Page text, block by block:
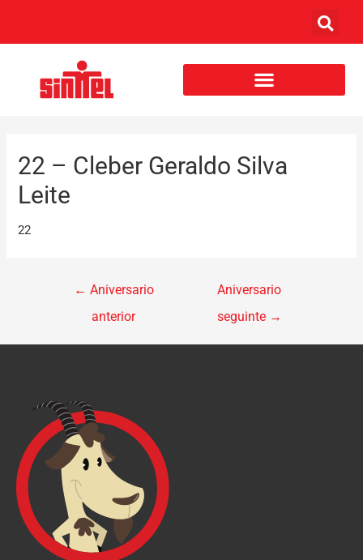
22 – Cleber Geraldo Silva
Leite
22
← Aniversario
anterior
Aniversario
seguinte →